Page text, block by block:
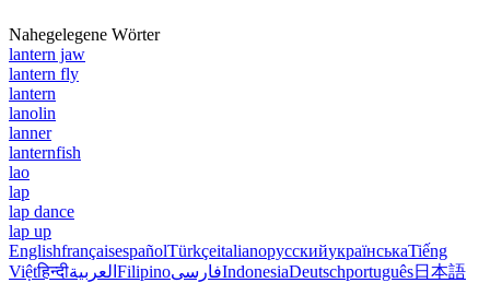
Nahegelegene Wörter
lantern jaw
lantern fly
lantern
lanolin
lanner
lanternfish
lao
lap
lap dance
lap up
EnglishfrançaisespañolTürkçeitalianoрусскийукраїнськаTiếng
Việtहिन्दीالعربية FilipinoفارسیIndonesiaDeutschportuguês日本語